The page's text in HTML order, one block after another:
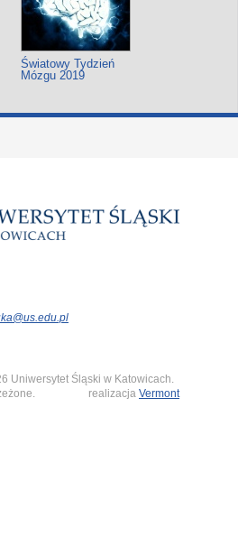
Światowy Tydzień
Mózgu 2019
Uniwersytet Śląski w Katowicach.
realizacja Vermont